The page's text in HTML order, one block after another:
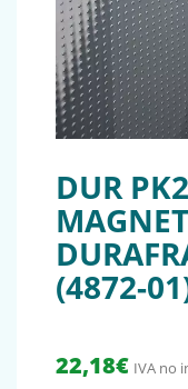
DUR
(4872-
22,18€ IVA no